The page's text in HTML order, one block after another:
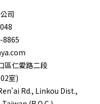
司
8865
區仁愛路二段
室)
Rd., Linkou Dist.,